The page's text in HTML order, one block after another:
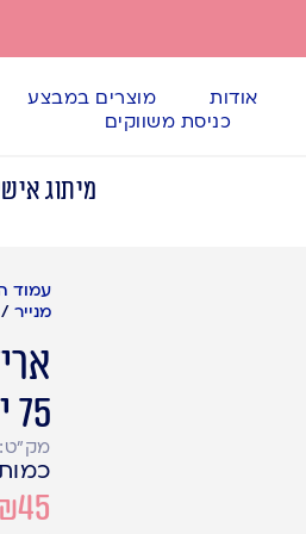
אודות מוצרים במבצע
כניסת משווקים
מיתוג
עמוד
מנייר /
75 יחידות
מק"ט: 20002005
כמות: 75
45